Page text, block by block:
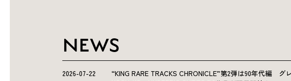
NEWS
2026-07-22
“KING RARE TRACKS CHRONICLE”第2弾は90年代編 グ